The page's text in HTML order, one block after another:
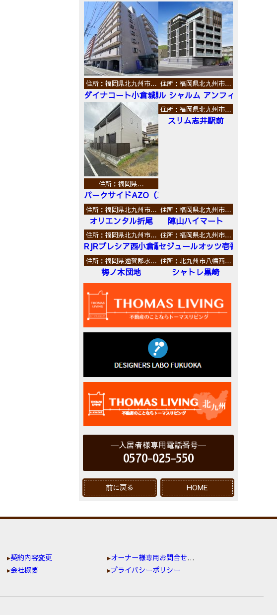
住所：福岡県北九州市…
ダイナコート小倉城野
住所：福岡県北九州市…
ル シャルム アンフィニ
住所：福岡県…
パークサイドAZO（エーゼットオー）
住所：福岡県北九州市…
スリム志井駅前
住所：福岡県北九州市…
オリエンタル折尾
住所：福岡県北九州市…
陣山ハイマート
住所：福岡県北九州市…
RJRプレシア西小倉駅前
住所：福岡県北九州市…
セジュールオッツ壱番館
住所：福岡県遠賀郡水…
梅ノ木団地
住所：北九州市八幡西…
シャトレ黒崎
入居者様専用電話番号
0570-025-550
前に戻る HOME
契約内容変更
オーナー様専用お問合せ窓口
会社概要
プライバシーポリシー